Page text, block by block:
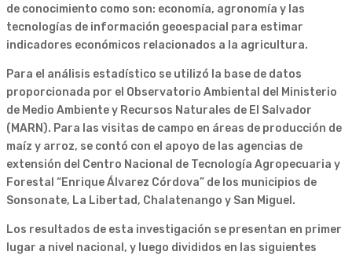
de conocimiento como son: economía, agronomía y las
tecnologías de información geoespacial para estimar
indicadores económicos relacionados a la agricultura.
Para el análisis estadístico se utilizó la base de datos
proporcionada por el Observatorio Ambiental del Ministerio
de Medio Ambiente y Recursos Naturales de El Salvador
(MARN). Para las visitas de campo en áreas de producción de
maíz y arroz, se contó con el apoyo de las agencias de
extensión del Centro Nacional de Tecnología Agropecuaria y
Forestal “Enrique Álvarez Córdova” de los municipios de
Sonsonate, La Libertad, Chalatenango y San Miguel.
Los resultados de esta investigación se presentan en primer
lugar a nivel nacional, y luego divididos en las siguientes